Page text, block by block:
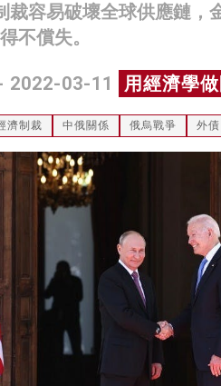
裁容易破壞全球供應鏈，
不償失。
2022-03-11 用經濟學
濟制裁 中俄關係 俄烏戰爭 外債